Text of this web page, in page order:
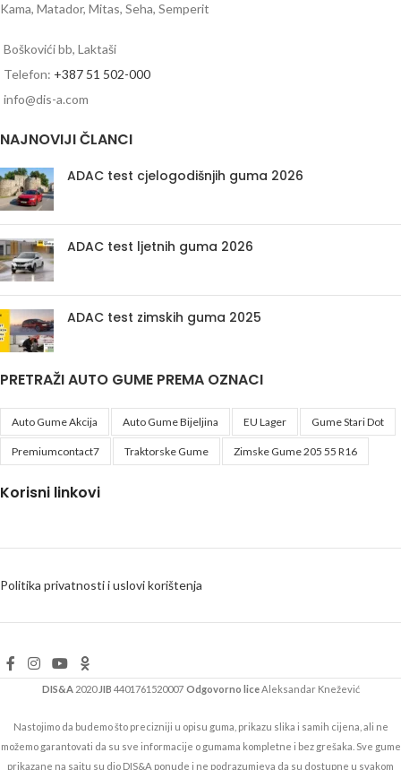
Kama, Matador, Mitas, Seha, Semperit
Boškovići bb, Laktaši
Telefon: +387 51 502-000
info@dis-a.com
NAJNOVIJI ČLANCI
ADAC test cjelogodišnjih guma 2026
ADAC test ljetnih guma 2026
ADAC test zimskih guma 2025
PRETRAŽI AUTO GUME PREMA OZNACI
Auto Gume Akcija Auto Gume Bijeljina EU Lager Gume Stari Dot
Premiumcontact7 Traktorske Gume Zimske Gume 205 55 R16
Korisni linkovi
Politika privatnosti i uslovi korištenja
DIS&A 2020 JIB 4401761520007 Odgovorno liceAleksandar Knežević
Nastojimo da budemo što precizniji u opisu guma, prikazu slika i samih cijena, ali ne
možemo garantovati da su sve informacije o gumama kompletne i bez grešaka. Sve gume
prikazane na sajtu su dio DIS&A ponude i ne podrazumjeva da su dostupne u svakom